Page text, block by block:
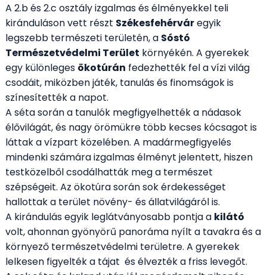
A 2.b és 2.c osztály izgalmas és élményekkel teli
kiránduláson vett részt Székesfehérváregyik
legszebb természeti területén, a Sóstó
Természetvédelmi Terület környékén. A gyerekek
egy különleges ökotúrán fedezhették fel a vízi világ
csodáit, miközben játék, tanulás és finomságok is
színesítették a napot.
A séta során a tanulók megfigyelhették a nádasok
élővilágát, és nagy örömükre több kecses kócsagot is
láttak a vízpart közelében. A madármegfigyelés
mindenki számára izgalmas élményt jelentett, hiszen
testközelből csodálhatták meg a természet
szépségeit. Az ökotúra során sok érdekességet
hallottak a terület növény- és állatvilágáról is.
A kirándulás egyik leglátványosabb pontja a kilátó
volt, ahonnan gyönyörű panoráma nyílt a tavakra és a
környező természetvédelmi területre. A gyerekek
lelkesen figyelték a tájat és élvezték a friss levegőt.